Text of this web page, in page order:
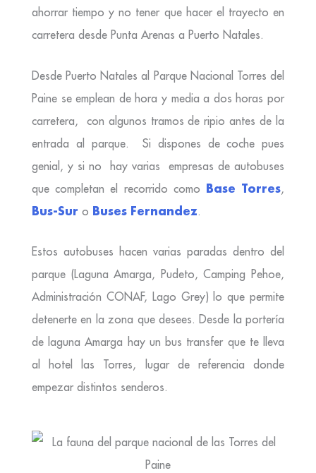
ahorrar tiempo y no tener que hacer el trayecto en
carretera desde Punta Arenas a Puerto Natales.
Desde Puerto Natales al Parque Nacional Torres del
Paine se emplean de hora y media a dos horas por
carretera, con algunos tramos de ripio antes de la
entrada al parque. Si dispones de coche pues
genial, y si no hay varias empresas de autobuses
que completan el recorrido como Base Torres,
Bus-Sur o Buses Fernandez.
Estos autobuses hacen varias paradas dentro del
parque (Laguna Amarga, Pudeto, Camping Pehoe,
Administración CONAF, Lago Grey) lo que permite
detenerte en la zona que desees. Desde la portería
de laguna Amarga hay un bus transfer que te lleva
al hotel las Torres, lugar de referencia donde
empezar distintos senderos.